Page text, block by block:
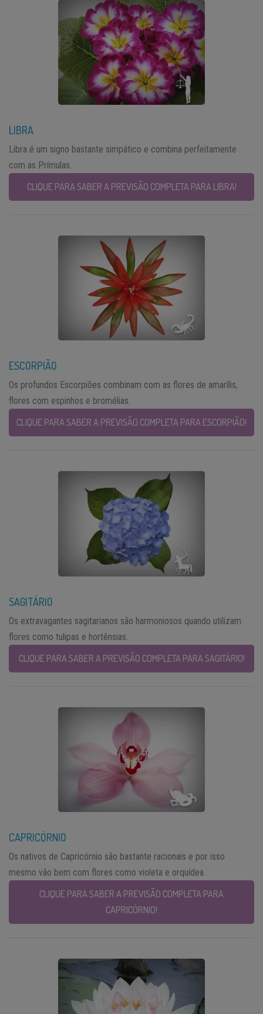
LIBRA
Libra é um signo bastante simpático e combina perfeitamente
com as Prímulas.
CLIQUE PARA SABER A PREVISÃO COMPLETA PARA LIBRA!
ESCORPIÃO
Os profundos Escorpiões combinam com as flores de amarílis,
flores com espinhos e bromélias.
CLIQUE PARA SABER A PREVISÃO COMPLETA PARA ESCORPIÃO!
SAGITÁRIO
Os extravagantes sagitarianos são harmoniosos quando utilizam
flores como tulipas e hortênsias.
CLIQUE PARA SABER A PREVISÃO COMPLETA PARA SAGITÁRIO!
CAPRICÓRNIO
Os nativos de Capricórnio são bastante racionais e por isso
mesmo vão bem com flores como violeta e orquídea.
CLIQUE PARA SABER A PREVISÃO COMPLETA PARA
CAPRICÓRNIO!